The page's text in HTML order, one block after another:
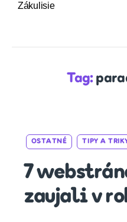
Zákulisie
Tag:
OSTATNÉ TIPY A
7
zaujali v